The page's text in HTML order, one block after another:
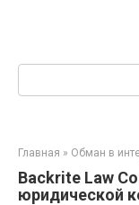
Поиск:
Главная » Обман в
Backrite Law
юридической